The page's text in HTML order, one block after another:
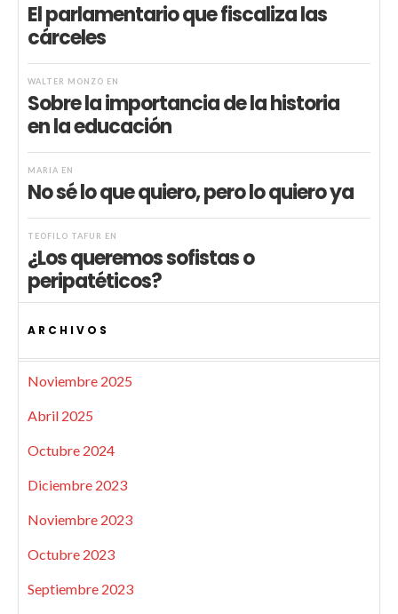
El parlamentario que fiscaliza las
cárceles
WALTER MONZÓ EN
Sobre la importancia de la historia
en la educación
MARIA EN
No sé lo que quiero, pero lo quiero ya
TEÓFILO TAFUR EN
¿Los queremos sofistas o
peripatéticos?
ARCHIVOS
Noviembre 2025
Abril 2025
Octubre 2024
Diciembre 2023
Noviembre 2023
Octubre 2023
Septiembre 2023